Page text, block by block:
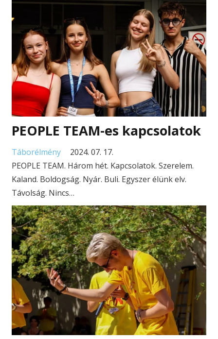
PEOPLE TEAM-es kapcsolatok
Táborélmény
2024. 07. 17.
PEOPLE TEAM. Három hét. Kapcsolatok. Szerelem.
Kaland. Boldogság. Nyár. Buli. Egyszer élünk elv.
Távolság. Nincs…